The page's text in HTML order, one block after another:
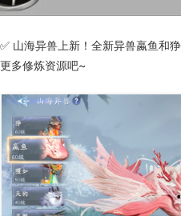
✅ 山海异兽上新！全新异兽蠃鱼和
更多修炼资源吧~